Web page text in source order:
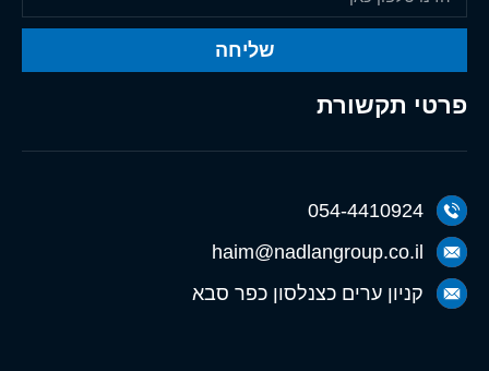
פרטי תקשורת
054-4410924
haim@nadlangroup.co.il
קניון ערים כצנלסון כפר סבא
שליחה